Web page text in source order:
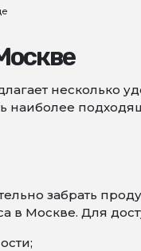
несколько
забрать
в Москве. Для